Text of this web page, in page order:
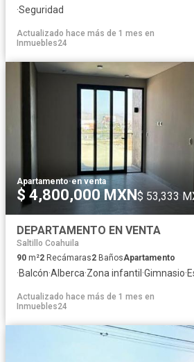
·Seguridad
Actualizado hace más de 1 mes en
Inmuebles24
Apartamento·en venta
$ 4,800,000 MXN$ 53,333
DEPARTAMENTO EN VENTA
Saltillo Coahuila
90 m²2 Recámaras2 BañosApartamento
·Balcón·Alberca·Zona infantil ·Gimnasio·
Actualizado hace más de 1 mes en
Inmuebles24